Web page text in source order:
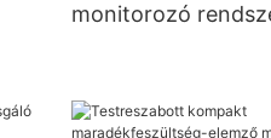
monitorozó